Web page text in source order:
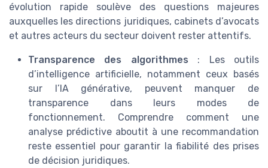
évolution rapide soulève des questions majeures
auxquelles les directions juridiques, cabinets d’avocats
et autres acteurs du secteur doivent rester attentifs.
Transparence des algorithmes : Les outils
d’intelligence artificielle, notamment ceux basés
sur l’IA générative, peuvent manquer de
transparence dans leurs modes de
fonctionnement. Comprendre comment une
analyse prédictive aboutit à une recommandation
reste essentiel pour garantir la fiabilité des prises
de décision juridiques.